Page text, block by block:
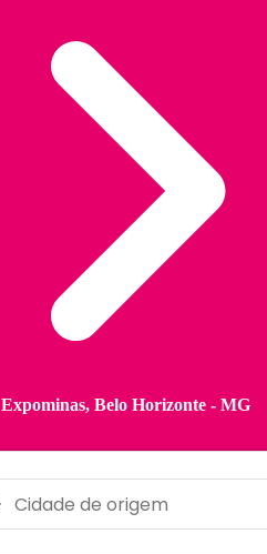
Expominas, Belo Horizonte - MG